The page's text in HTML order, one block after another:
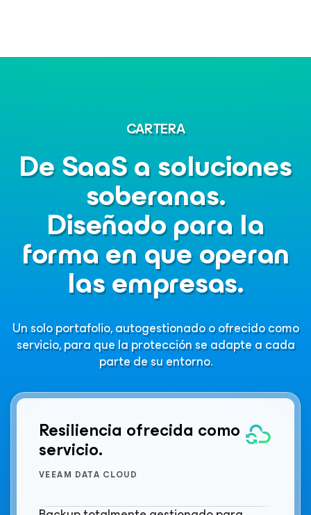
CARTERA
De SaaS a soluciones
soberanas.
Diseñado para la
forma en que operan
las empresas.
Un solo portafolio, autogestionado o ofrecido como
servicio, para que la protección se adapte a cada
parte de su entorno.
Resiliencia ofrecida como
servicio.
VEEAM DATA CLOUD